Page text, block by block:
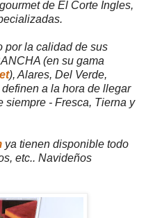
de El Corte Ingles,
por la calidad de sus
(en su gama
), Alares, Del Verde,
a la hora de llegar
siempre - Fresca, Tierna y
ya tienen disponible todo
etc.. Navideños